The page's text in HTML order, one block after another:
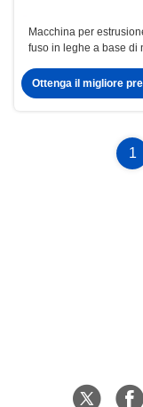
Macchina per
fuso in leghe a base di
globale SM
Ottenga il migliore
1